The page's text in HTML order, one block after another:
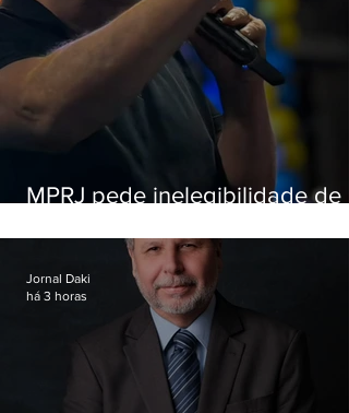
MPRJ pede inelegibilidade de
Jornal Daki
há 3 horas